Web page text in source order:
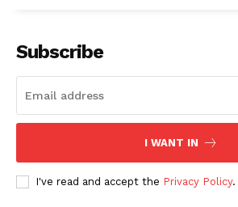
Subscribe
I WANT IN
I've read and accept the Privacy Policy.